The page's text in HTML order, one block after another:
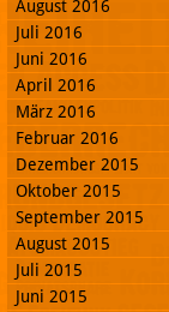
August 2016
Juli 2016
Juni 2016
April 2016
März 2016
Februar 2016
Dezember 2015
Oktober 2015
September 2015
August 2015
Juli 2015
Juni 2015